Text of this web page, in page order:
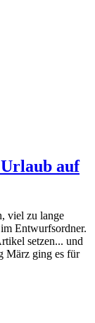
auf
viel zu lange
Entwurfsordner.
setzen... und
März ging es für